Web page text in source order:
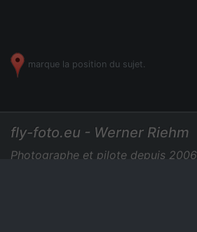
marque la position du sujet.
fly-foto.eu - Werner Riehm
Photographe et pilote depuis 2006